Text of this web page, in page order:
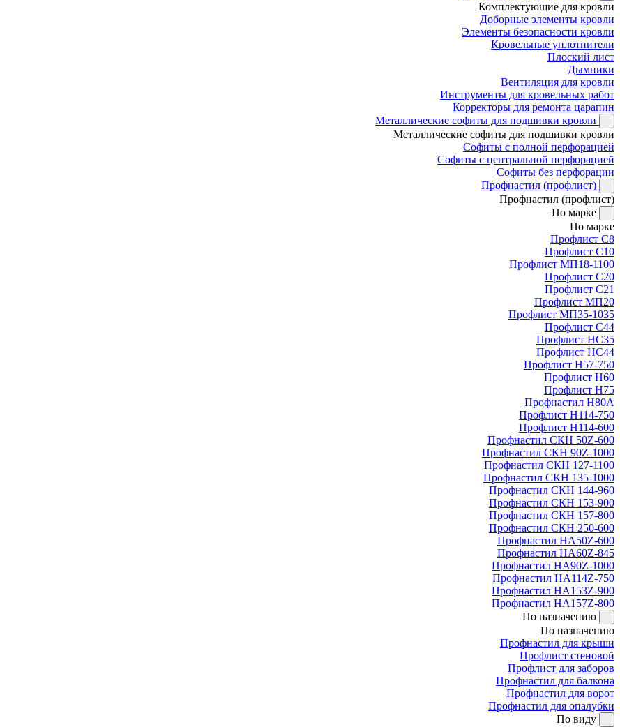
Комплектующие для кровли
Доборные элементы кровли
Элементы безопасности кровли
Кровельные уплотнители
Плоский лист
Дымники
Вентиляция для кровли
Инструменты для кровельных работ
Корректоры для ремонта царапин
Металлические софиты для подшивки кровли
Металлические софиты для подшивки кровли
Софиты с полной перфорацией
Софиты с центральной перфорацией
Софиты без перфорации
Профнастил (профлист)
Профнастил (профлист)
По марке
По марке
Профлист С8
Профлист С10
Профлист МП18-1100
Профлист С20
Профлист С21
Профлист МП20
Профлист МП35-1035
Профлист С44
Профлист НС35
Профлист НС44
Профлист Н57-750
Профлист Н60
Профлист Н75
Профнастил Н80А
Профлист Н114-750
Профлист Н114-600
Профнастил СКН 50Z-600
Профнастил СКН 90Z-1000
Профнастил СКН 127-1100
Профнастил СКН 135-1000
Профнастил СКН 144-960
Профнастил СКН 153-900
Профнастил СКН 157-800
Профнастил СКН 250-600
Профнастил НА50Z-600
Профнастил НА60Z-845
Профнастил НА90Z-1000
Профнастил НА114Z-750
Профнастил НА153Z-900
Профнастил НА157Z-800
По назначению
По назначению
Профнастил для крыши
Профлист стеновой
Профлист для заборов
Профнастил для балкона
Профнастил для ворот
Профнастил для опалубки
По виду